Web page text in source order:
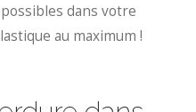
dans votre
au maximum !